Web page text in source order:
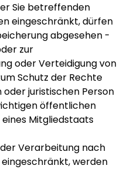
Sie betreffenden
eingeschränkt, dürfen
abgesehen -
zur
oder Verteidigung von
Schutz der Rechte
juristischen Person
öffentlichen
Mitgliedstaats
Verarbeitung nach
werden